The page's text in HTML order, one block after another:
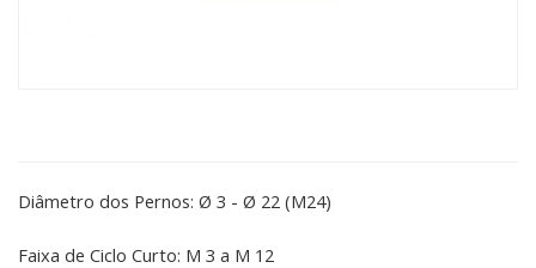
Diâmetro dos Pernos: Ø 3 - Ø 22 (M24)
Faixa de Ciclo Curto: M 3 ​​a M 12